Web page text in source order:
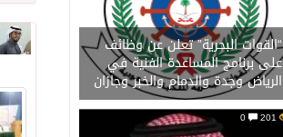
“القوات البحرية” تعلن عن وظائف
على برنامج المساعدة الفنية في
الرياض وجدة والدمام والخبر وجازان
201